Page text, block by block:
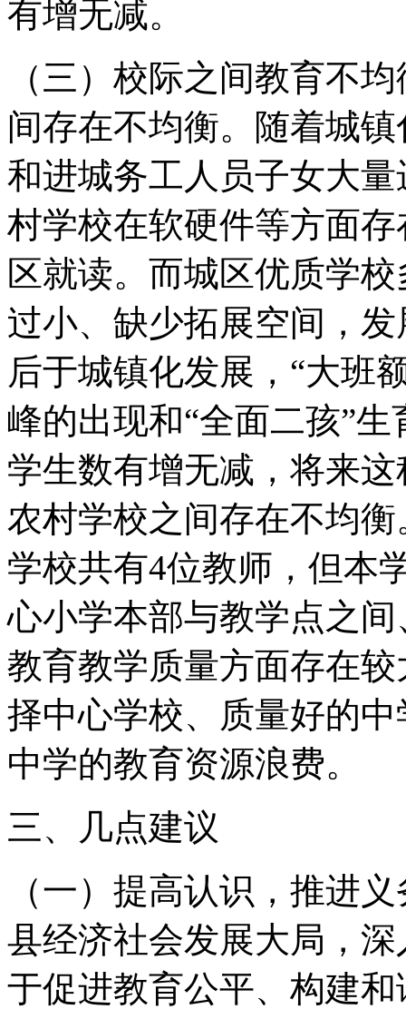
有增无减。
（三）校际之间教育不
间存在不均衡。随着城
和进城务工人员子女大
村学校在软硬件等方面
区就读。而城区优质学
过小、缺少拓展空间，
后于城镇化发展，“大班
峰的出现和“全面二孩”
学生数有增无减，将来
农村学校之间存在不均
学校共有4位教师，但本
心小学本部与教学点之
教育教学质量方面存在
择中心学校、质量好的
中学的教育资源浪费。
三、几点建议
（一）提高认识，推进
县经济社会发展大局，
于促进教育公平、构建